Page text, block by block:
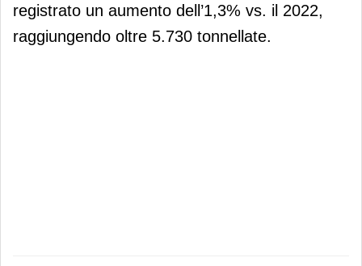
registrato un aumento dell’1,3% vs. il 2022,
raggiungendo oltre 5.730 tonnellate.